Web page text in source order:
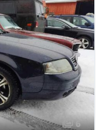
6